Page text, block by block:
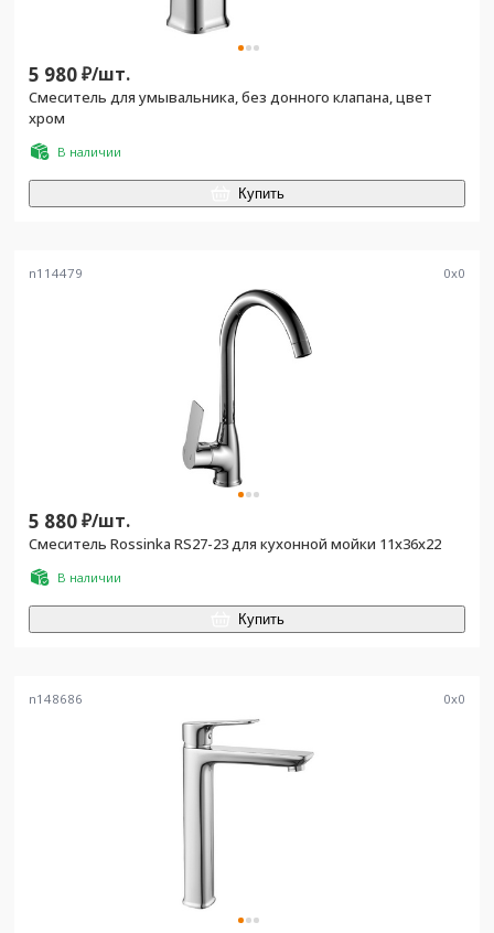
5 980₽/шт.
Смеситель для умывальника, без донного клапана, цвет
хром
В наличии
Купить
n114479 0x0
5 880₽/шт.
Смеситель Rossinka RS27-23 для кухонной мойки 11x36x22
В наличии
Купить
n148686 0x0